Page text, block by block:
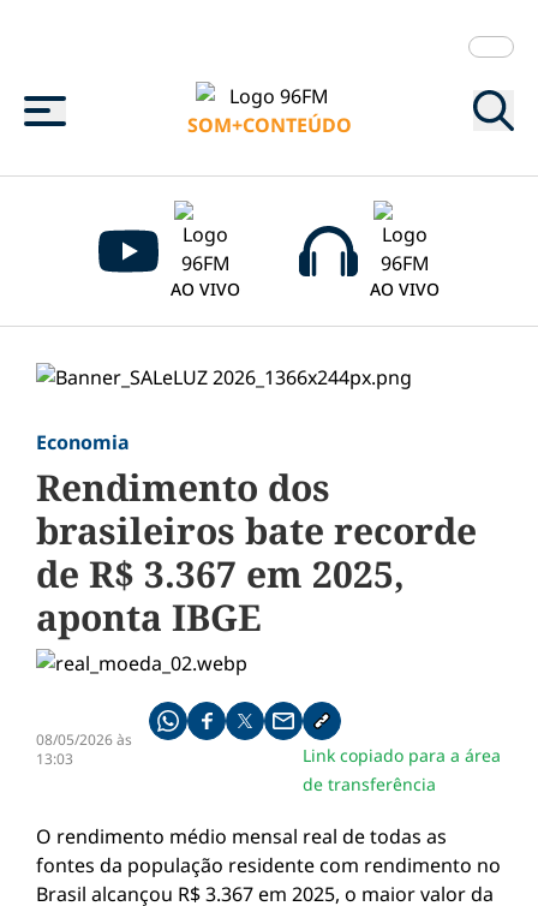
Menu
SOM+CONTEÚDO
AO VIVO AO VIVO
Economia
Rendimento dos
brasileiros bate recorde
de R$ 3.367 em 2025,
aponta IBGE
08/05/2026 às
13:03
Compartilhe pelo whatsapp
Compartilhar no facebook
Compartilhar no twitter
Compartilhe pelo email
Copiar link da notícia
Link copiado para a área
de transferência
O rendimento médio mensal real de todas as
fontes da população residente com rendimento no
Brasil alcançou R$ 3.367 em 2025, o maior valor da